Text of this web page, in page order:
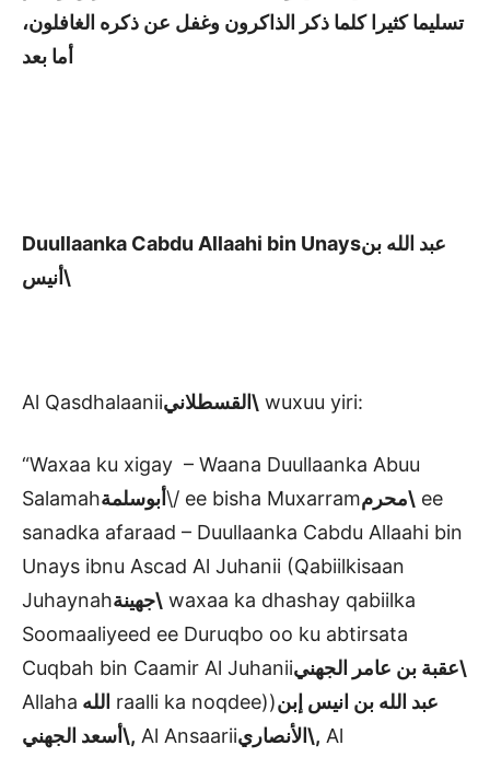
تسليما كثيرا كلما ذكر الذاكرون وغفل عن ذكره الغافلون،
أما بعد
Duullaanka Cabdu Allaahi bin Unays عبد الله بن
أنيس\
Al Qasdhalaanii القسطلاني\ wuxuu yiri:
“Waxaa ku xigay – Waana Duullaanka Abuu
Salamahأبوسلمة\/ ee bisha Muxarram محرم\ ee
sanadka afaraad – Duullaanka Cabdu Allaahi bin
Unays ibnu Ascad Al Juhanii (Qabiilkisaan
Juhaynah
جهينة\ waxaa ka dhashay qabiilka
Soomaaliyeed ee Duruqbo oo ku abtirsata
Cuqbah bin Caamir Al Juhanii
عقبة بن عامر الجهني\
Allaha الله raalli ka noqdee)) عبد الله بن انيس إبن
أسعد الجهني\, Al Ansaarii الأنصاري\, Al